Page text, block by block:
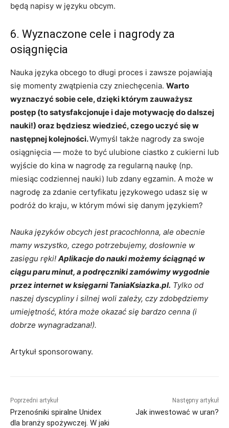
będą napisy w języku obcym.
6. Wyznaczone cele i nagrody za
osiągnięcia
Nauka języka obcego to długi proces i zawsze pojawiają
się momenty zwątpienia czy zniechęcenia. Warto
wyznaczyć sobie cele, dzięki którym zauważysz
postęp (to satysfakcjonuje i daje motywację do dalszej
nauki!) oraz będziesz wiedzieć, czego uczyć się w
następnej kolejności.Wymyśl także nagrody za swoje
osiągnięcia — może to być ulubione ciastko z cukierni lub
wyjście do kina w nagrodę za regularną naukę (np.
miesiąc codziennej nauki) lub zdany egzamin. A może w
nagrodę za zdanie certyfikatu językowego udasz się w
podróż do kraju, w którym mówi się danym językiem?
Nauka języków obcych jest pracochłonna, ale obecnie
mamy wszystko, czego potrzebujemy, dosłownie w
zasięgu ręki! Aplikacje do nauki możemy ściągnąć w
ciągu paru minut, a podręczniki zamówimy wygodnie
przez internet w księgarni TaniaKsiazka.pl. Tylko od
naszej dyscypliny i silnej woli zależy, czy zdobędziemy
umiejętność, która może okazać się bardzo cenna (i
dobrze wynagradzana!).
Artykuł sponsorowany.
Poprzedni artykuł
Przenośniki spiralne Unidex
dla branży spożywczej. W jaki
Następny artykuł
Jak inwestować w uran?